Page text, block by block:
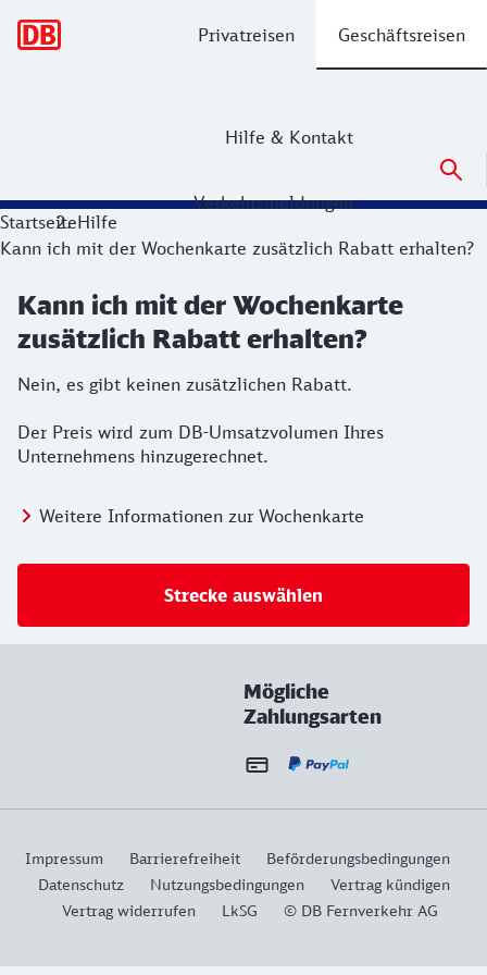
Privatreisen Geschäftsreisen
Hilfe & Kontakt
Verkehrsmeldungen
StartseiteHilfe
Kann ich mit der Wochenkarte zusätzlich Rabatt erhalten?
Kann ich mit der Wochenkarte
zusätzlich Rabatt erhalten?
Nein, es gibt keinen zusätzlichen Rabatt.
Der Preis wird zum DB-Umsatzvolumen Ihres
Unternehmens hinzugerechnet.
Weitere Informationen zur Wochenkarte
Strecke auswählen
Mögliche
Zahlungsarten
Impressum Barrierefreiheit
Beförderungsbedingungen
Datenschutz
Nutzungsbedingungen
Vertrag kündigen
Vertrag widerrufen
LkSG © DB Fernverkehr AG